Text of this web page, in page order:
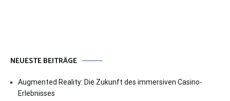
NEUESTE BEITRÄGE
Augmented Reality: Die Zukunft des immersiven Casino-
Erlebnisses